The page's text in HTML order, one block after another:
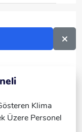
Klima
Üzere Personel